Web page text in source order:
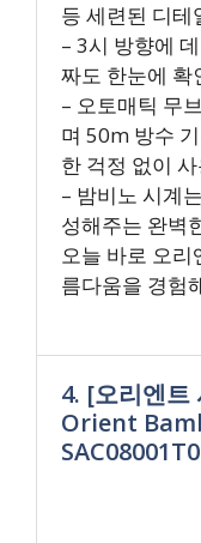
등 세련된 디테
– 3시 방향에
짜도 한눈에 확
– 오토매틱 무
며 50m 방수
한 걱정 없이
– 밤비노 시계
성해주는 완벽
오늘 바로 오
름다움을 경험
4. [오리엔트
Orient